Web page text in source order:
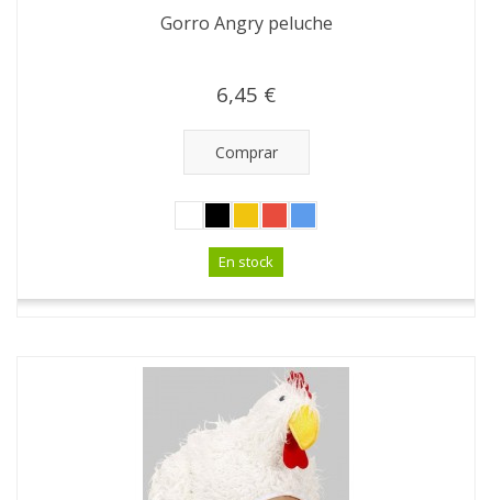
Gorro Angry peluche
6,45 €
Comprar
En stock